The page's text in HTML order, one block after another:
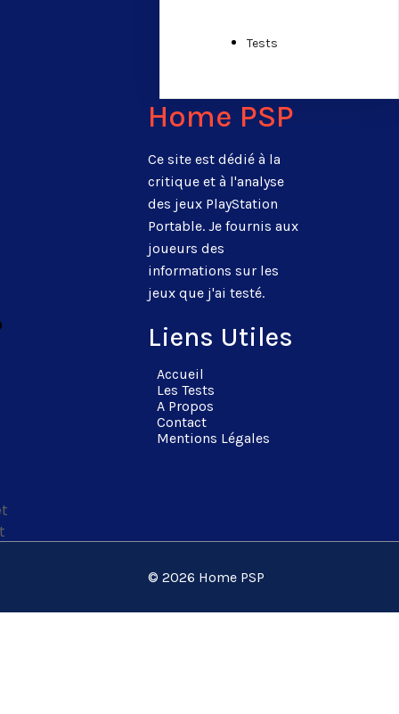
Tests
Home PSP
Ce site est dédié à la
critique et à l'analyse
des jeux PlayStation
Portable. Je fournis aux
joueurs des
informations sur les
jeux que j'ai testé.
Liens Utiles
Accueil
Les Tests
A Propos
Contact
Mentions Légales
© 2026 Home PSP